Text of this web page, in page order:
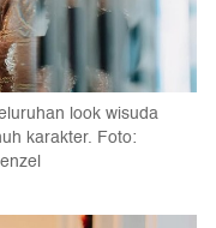
look wisuda
karakter. Foto: